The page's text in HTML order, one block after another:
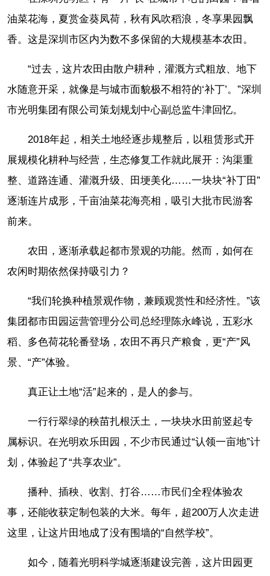
油菜花海，夏赏金葵凤荷，秋有风吹稻浪，冬享果园飘
香。这是深圳市区内为数不多保留的大规模基本农田。
“过去，这片农田由散户耕种，灌溉方式粗放、地下
水随意开采，就像是与城市面貌极不相符的‘补丁’。”深圳
市光明集团有限公司策划规划中心副总监牛津回忆。
2018年起，相关土地经逐步规整后，以租赁形式开
展规模化耕种与经营，生态修复工作就此展开：沟渠重
整、道路连通、灌溉升级、田埂美化……一块块“补丁田”
逐渐连片成形，千亩油菜花海亮相，吸引大批市民游客
前来。
农田，逐渐承载起都市景观的功能。然而，如何在
农闲时期依然保持吸引力？
“我们轮换种植景观作物，兼顾观赏性和经济性。”该
集团都市田园运营管理分公司总经理陈永峰说，五彩水
稻、多色荷花轮番登场，农田不再只产粮食，更“产”风
景、“产”体验。
真正让土地“活”起来的，是人的参与。
一行行翠绿的秧苗扎根沃土，一块块水田前竖起专
属标识。在光明欢乐田园，不少市民通过“认领一亩地”计
划，体验起了“共享农业”。
播种、插秧、收割、打谷……市民们全程体验农
事，还能收获定制包装的大米。每年，超200万人次走进
这里，让这片田地成了没有围墙的“自然学校”。
如今，随着光明科学城逐渐建设完善，这片田园更